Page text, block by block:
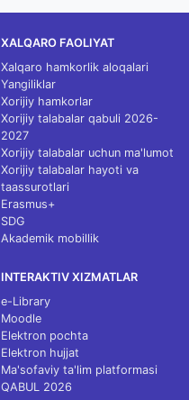
XALQARO FAOLIYAT
Xalqaro hamkorlik aloqalari
Yangiliklar
Xorijiy hamkorlar
Xorijiy talabalar qabuli 2026-
2027
Xorijiy talabalar uchun ma'lumot
Xorijiy talabalar hayoti va
taassurotlari
Erasmus+
SDG
Akademik mobillik
INTERAKTIV XIZMATLAR
e-Library
Moodle
Elektron pochta
Elektron hujjat
Ma'sofaviy ta'lim platformasi
QABUL 2026